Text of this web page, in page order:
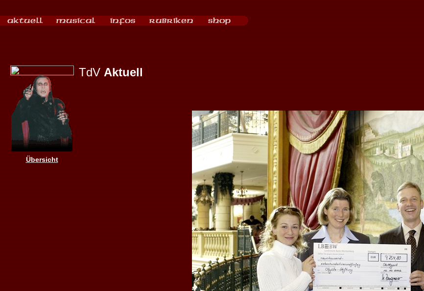
Übersicht
TdVAktuell